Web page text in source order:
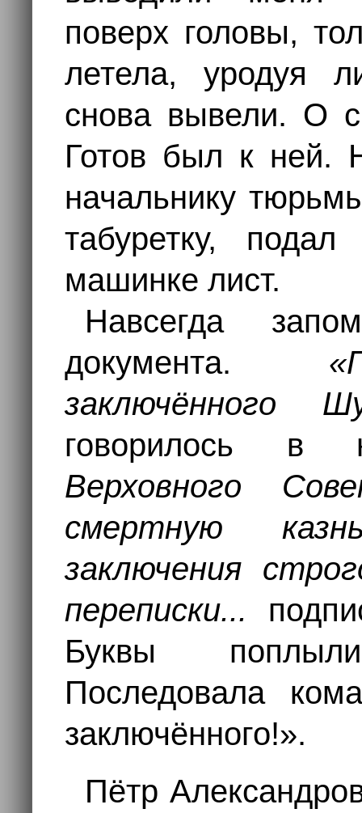
поверх головы,
летела, уродуя
снова вывели. О
Готов был к ней.
начальнику
табуретку,
машинке лист.
Навсегда
документа.
заключённого
Верховного
смертную
заключения
переписки...
Буквы
Последовала
заключённого!».
Пётр